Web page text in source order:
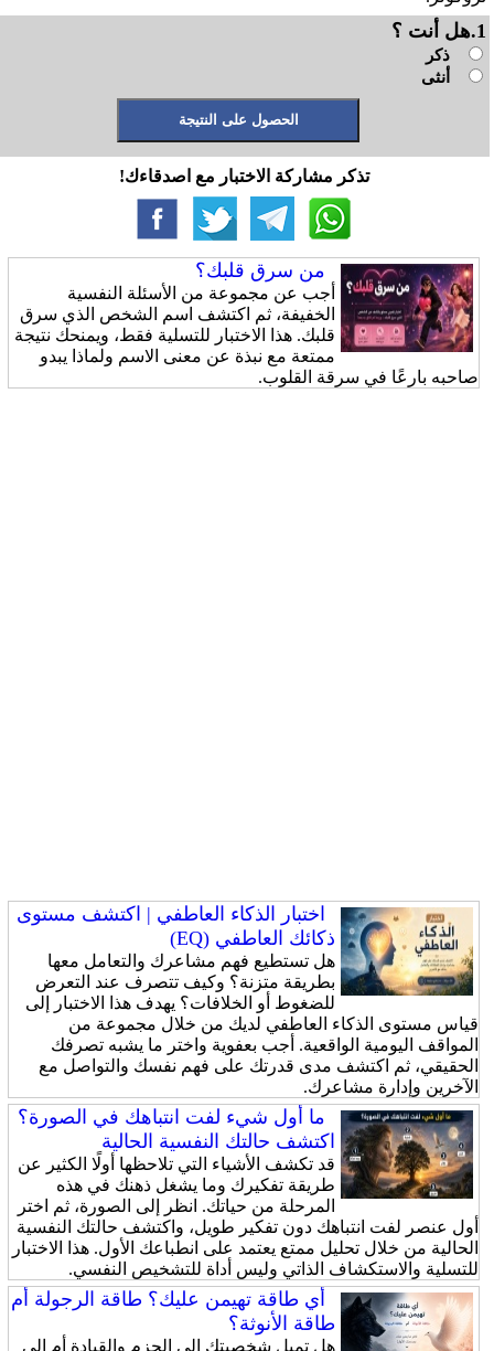
1.هل أنت ؟
ذكر
أنثى
تذكر مشاركة الاختبار مع اصدقاءك!
من سرق قلبك؟
أجب عن مجموعة من الأسئلة النفسية
الخفيفة، ثم اكتشف اسم الشخص الذي سرق
قلبك. هذا الاختبار للتسلية فقط، ويمنحك نتيجة
ممتعة مع نبذة عن معنى الاسم ولماذا يبدو
صاحبه بارعًا في سرقة القلوب.
اختبار الذكاء العاطفي | اكتشف مستوى
ذكائك العاطفي (EQ)
هل تستطيع فهم مشاعرك والتعامل معها
بطريقة متزنة؟ وكيف تتصرف عند التعرض
للضغوط أو الخلافات؟ يهدف هذا الاختبار إلى
قياس مستوى الذكاء العاطفي لديك من خلال مجموعة من
المواقف اليومية الواقعية. أجب بعفوية واختر ما يشبه تصرفك
الحقيقي، ثم اكتشف مدى قدرتك على فهم نفسك والتواصل مع
الآخرين وإدارة مشاعرك.
ما أول شيء لفت انتباهك في الصورة؟
اكتشف حالتك النفسية الحالية
قد تكشف الأشياء التي تلاحظها أولًا الكثير عن
طريقة تفكيرك وما يشغل ذهنك في هذه
المرحلة من حياتك. انظر إلى الصورة، ثم اختر
أول عنصر لفت انتباهك دون تفكير طويل، واكتشف حالتك النفسية
الحالية من خلال تحليل ممتع يعتمد على انطباعك الأول. هذا الاختبار
للتسلية والاستكشاف الذاتي وليس أداة للتشخيص النفسي.
أي طاقة تهيمن عليك؟ طاقة الرجولة أم
طاقة الأنوثة؟
هل تميل شخصيتك إلى الحزم والقيادة أم إلى